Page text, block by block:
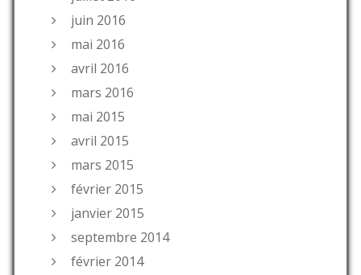
juin 2016
mai 2016
avril 2016
mars 2016
mai 2015
avril 2015
mars 2015
février 2015
janvier 2015
septembre 2014
février 2014